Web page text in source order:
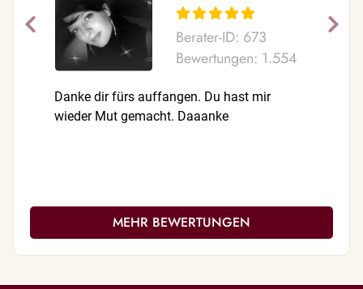
Berater-ID: 673
Bewertungen: 1.554
Danke dir fürs auffangen. Du hast mir
wieder Mut gemacht. Daaanke
MEHR BEWERTUNGEN